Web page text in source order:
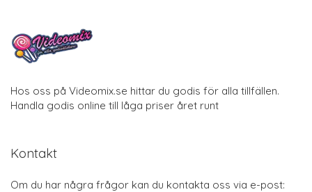
Hos oss på Videomix.se hittar du godis för alla tillfällen.
Handla godis online till låga priser året runt
Kontakt
Om du har några frågor kan du kontakta oss via e-post: